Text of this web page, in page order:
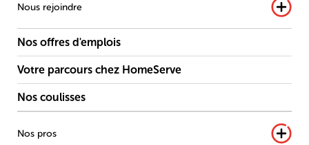
Nous rejoindre
Nos offres d'emplois
Votre parcours chez HomeServe
Nos coulisses
Nos pros